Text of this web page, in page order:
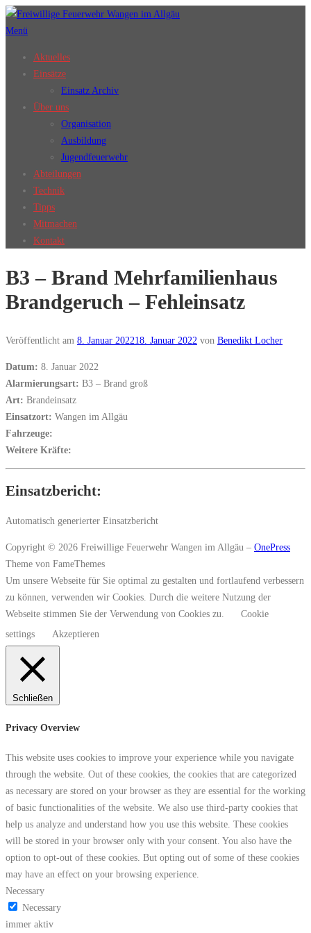
Zum
Inhalt
Menü
Aktuelles
Einsätze
Einsatz Archiv
Über uns
Organisation
Ausbildung
Jugendfeuerwehr
Abteilungen
Technik
Tipps
Mitmachen
Kontakt
B3 – Brand Mehrfamilienhaus
Brandgeruch – Fehleinsatz
Veröffentlicht am 8. Januar 202218. Januar 2022 von Benedikt Locher
Datum: 8. Januar 2022
Alarmierungsart: B3 – Brand groß
Art: Brandeinsatz
Einsatzort: Wangen im Allgäu
Fahrzeuge:
Weitere Kräfte:
Einsatzbericht:
Automatisch generierter Einsatzbericht
Copyright © 2026 Freiwillige Feuerwehr Wangen im Allgäu – OnePress
Theme von FameThemes
Um unsere Webseite für Sie optimal zu gestalten und fortlaufend verbessern
zu können, verwenden wir Cookies. Durch die weitere Nutzung der
Webseite stimmen Sie der Verwendung von Cookies zu.
Cookie
settings
Akzeptieren
Schließen
Privacy Overview
This website uses cookies to improve your experience while you navigate
through the website. Out of these cookies, the cookies that are categorized
as necessary are stored on your browser as they are essential for the working
of basic functionalities of the website. We also use third-party cookies that
help us analyze and understand how you use this website. These cookies
will be stored in your browser only with your consent. You also have the
option to opt-out of these cookies. But opting out of some of these cookies
may have an effect on your browsing experience.
Necessary
Necessary
immer aktiv